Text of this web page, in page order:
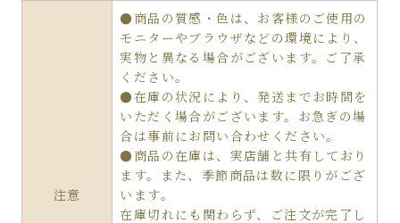
注意
●商品の質感・色は、お客様のご使用の
モニターやブラウザなどの環境により、
実物と異なる場合がございます。ご了承
ください。
●在庫の状況により、発送までお時間を
いただく場合がございます。お急ぎの場
合は事前にお問い合わせください。
●商品の在庫は、実店舗と共有しており
ます。また、季節商品は数に限りがござ
います。
在庫切れにも関わらず、ご注文が完了し